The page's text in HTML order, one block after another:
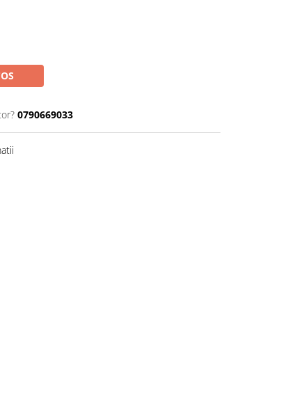
0790669033